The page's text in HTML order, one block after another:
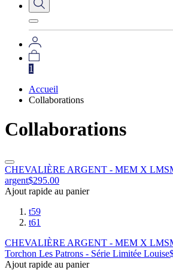
1
Accueil
Collaborations
Collaborations
CHEVALIÈRE ARGENT - MEM X
argent$295.00
Ajout rapide au panier
t59
t61
CHEVALIÈRE ARGENT - MEM X
Torchon Les Patrons - Série Limitée Louise
Ajout rapide au panier